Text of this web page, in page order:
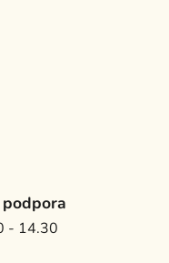
podpora
- 14.30